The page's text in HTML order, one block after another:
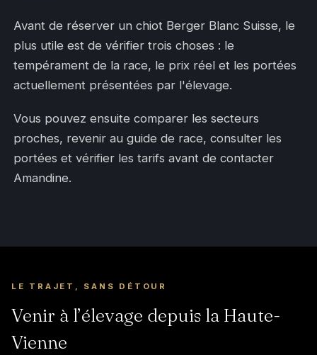
Avant de réserver un chiot Berger Blanc Suisse, le
plus utile est de vérifier trois choses : le
tempérament de la race, le prix réel et les portées
actuellement présentées par l'élevage.
Vous pouvez ensuite comparer les secteurs
proches, revenir au guide de race, consulter les
portées et vérifier les tarifs avant de contacter
Amandine.
LE TRAJET, SANS DÉTOUR
Venir à l’élevage depuis la Haute-
Vienne